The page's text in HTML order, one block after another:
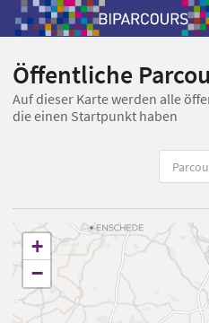
Öffentliche
Auf dieser Karte werden alle
die einen Startpunkt haben
+
−